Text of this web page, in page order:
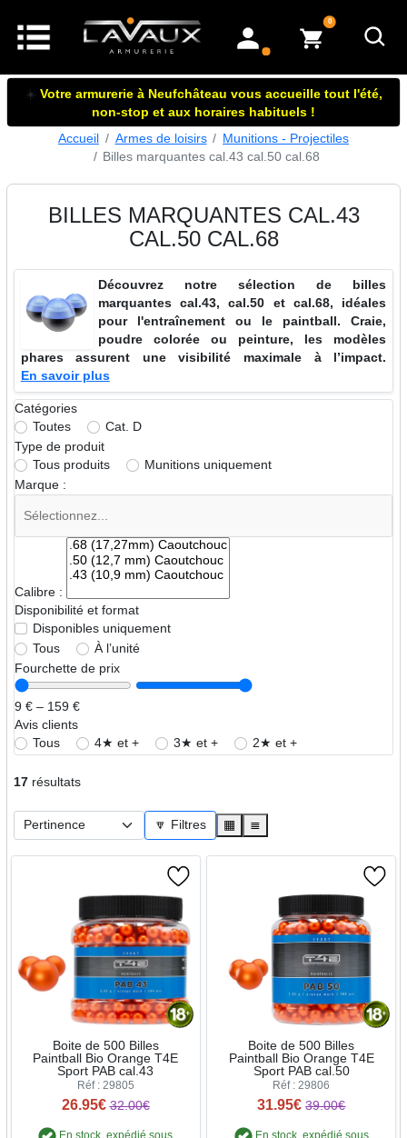
mon compte
0articles dans le panier
☀️ Votre armurerie à Neufchâteau vous accueille tout l'été,
non-stop et aux horaires habituels !
Accueil
Armes de loisirs
Munitions - Projectiles
Billes marquantes cal.43 cal.50 cal.68
BILLES MARQUANTES CAL.43
CAL.50 CAL.68
Découvrez notre sélection de billes
marquantes cal.43, cal.50 et cal.68, idéales
pour l'entraînement ou le paintball. Craie,
poudre colorée ou peinture, les modèles
phares assurent une visibilité maximale à l’impact.
En savoir plus
Catégories
Toutes
Cat. D
Type de produit
Tous produits
Munitions uniquement
Marque :
Calibre :
Disponibilité et format
Disponibles uniquement
Tous
À l’unité
Fourchette de prix
9 € – 159 €
Avis clients
Tous
4★ et + 3★ et + 2★ et +
17résultats
🔽 Filtres ▦ ≣
Boite de 500 Billes
Paintball Bio Orange T4E
Sport PAB cal.43
Réf : 29805
26.95€ 32.00€
Boite de 500 Billes
Paintball Bio Orange T4E
Sport PAB cal.50
Réf : 29806
31.95€ 39.00€